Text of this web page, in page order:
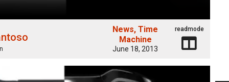
News Time
Machine
June 18, 2013
readmode